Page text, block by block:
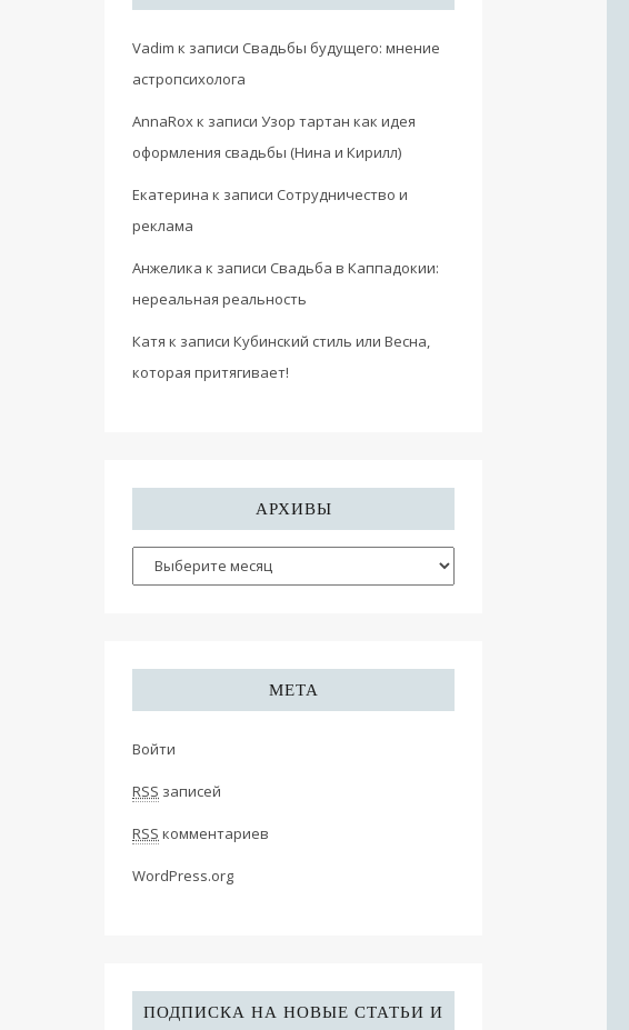
Vadim к записи Свадьбы будущего: мнение
астропсихолога
AnnaRoxк записи Узор тартан как идея
оформления свадьбы (Нина и Кирилл)
Екатерина к записи Сотрудничество и
реклама
Анжелика к записи Свадьба в Каппадокии:
нереальная реальность
Катя к записи Кубинский стиль или Весна,
которая притягивает!
АРХИВЫ
МЕТА
Войти
RSS записей
RSS комментариев
WordPress.org
ПОДПИСКА НА НОВЫЕ СТАТЬИ И